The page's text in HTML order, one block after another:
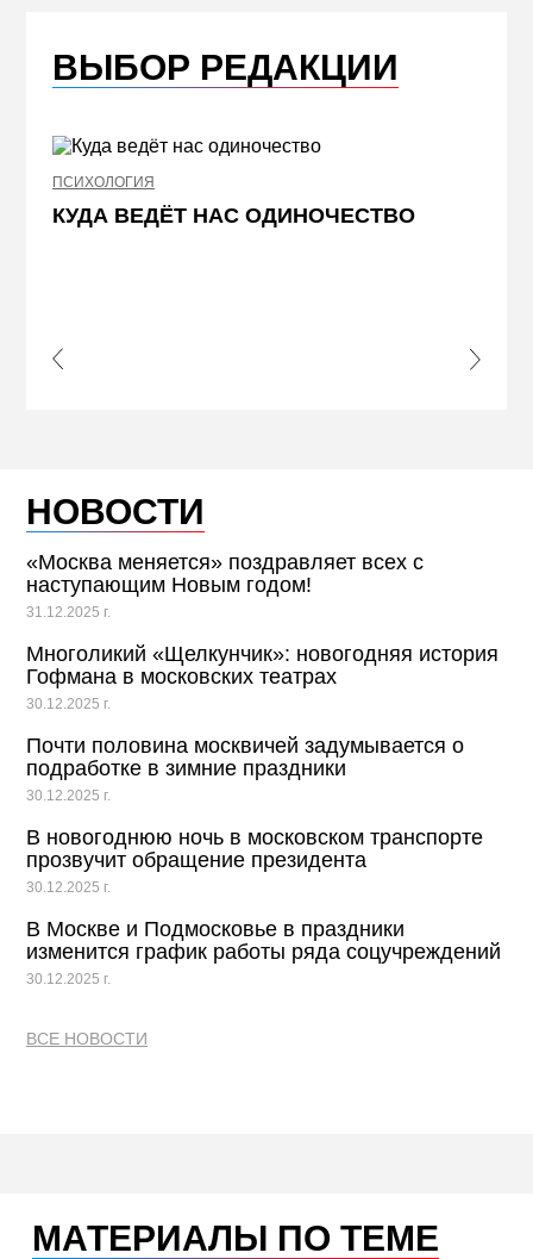
ВЫБОР РЕДАКЦИИ
ПСИХОЛОГИЯ
КУДА ВЕДЁТ НАС ОДИНОЧЕСТВО
Slide
Next
НОВОСТИ
«Москва меняется» поздравляет всех с
наступающим Новым годом!
31.12.2025 г.
Многоликий «Щелкунчик»: новогодняя история
Гофмана в московских театрах
30.12.2025 г.
Почти половина москвичей задумывается о
подработке в зимние праздники
30.12.2025 г.
В новогоднюю ночь в московском транспорте
прозвучит обращение президента
30.12.2025 г.
В Москве и Подмосковье в праздники
изменится график работы ряда соцучреждений
30.12.2025 г.
ВСЕ НОВОСТИ
МАТЕРИАЛЫ ПО ТЕМЕ